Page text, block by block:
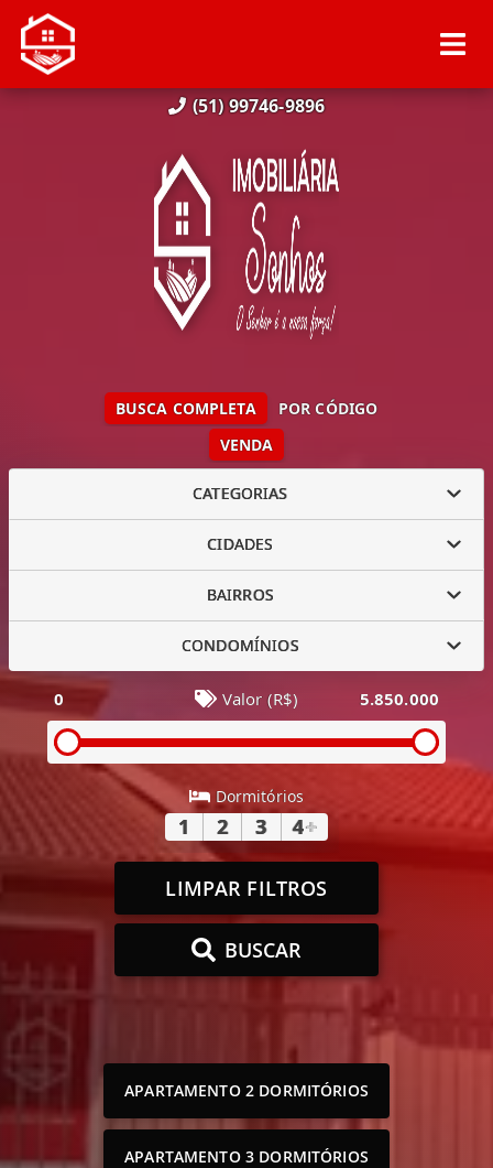
(51) 99746-9896
VENDA
BUSCA COMPLETA POR CÓDIGO
CATEGORIAS
CIDADES
BAIRROS
CONDOMÍNIOS
0 Valor (R$) 5.850.000
Dormitórios
1 2 3 4+
LIMPAR FILTROS
BUSCAR
APARTAMENTO 2 DORMITÓRIOS
APARTAMENTO 3 DORMITÓRIOS